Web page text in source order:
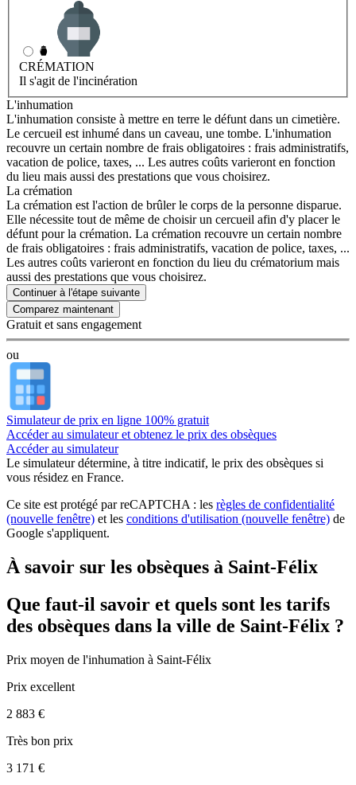
CRÉMATION
Il s'agit de l'incinération
L'inhumation
L'inhumation consiste à mettre en terre le défunt dans un cimetière.
Le cercueil est inhumé dans un caveau, une tombe. L'inhumation
recouvre un certain nombre de frais obligatoires : frais administratifs,
vacation de police, taxes, ... Les autres coûts varieront en fonction
du lieu mais aussi des prestations que vous choisirez.
La crémation
La crémation est l'action de brûler le corps de la personne disparue.
Elle nécessite tout de même de choisir un cercueil afin d'y placer le
défunt pour la crémation. La crémation recouvre un certain nombre
de frais obligatoires : frais administratifs, vacation de police, taxes, ...
Les autres coûts varieront en fonction du lieu du crématorium mais
aussi des prestations que vous choisirez.
Continuer à l'étape suivante
Gratuit et sans engagement
ou
Simulateur de prix en ligne 100% gratuit
Accéder au simulateur et obtenez le prix des obsèques
Accéder au simulateur
Le simulateurdétermine, à titre indicatif, le prix des obsèques si
vous résidez en France.
Ce site est protégé par reCAPTCHA : les règles de confidentialité
(nouvelle fenêtre) et les conditions d'utilisation (nouvelle fenêtre) de
Google s'appliquent.
À savoir sur les obsèques à Saint-Félix
Que faut-il savoir et quels sont les tarifs
des obsèques dans la ville de Saint-Félix ?
Prix moyen de l'inhumation à Saint-Félix
Prix excellent
2 883 €
Très bon prix
3 171 €